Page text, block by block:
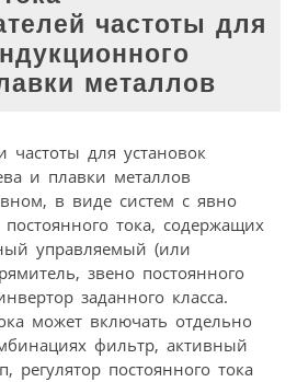
частоты для
металлов
частоты для установок
и плавки металлов
в виде систем с явно
тока, содержащих
управляемый (или
звено постоянного
заданного класса.
может включать отдельно
фильтр, активный
регулятор постоянного тока